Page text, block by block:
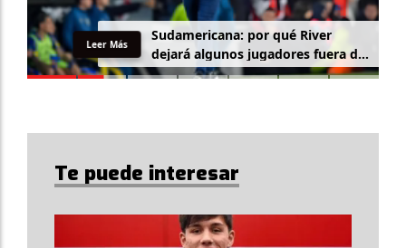
Sudamericana: por qué River
dejará algunos jugadores fuera de
la lista
Leer Más
Te puede interesar